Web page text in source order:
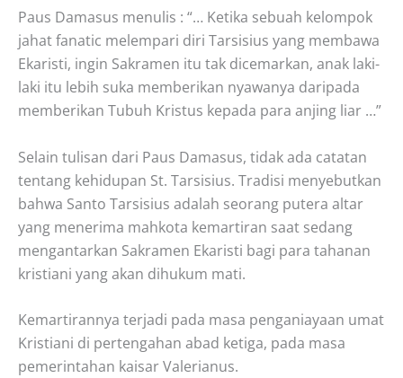
Paus Damasus menulis : “… Ketika sebuah kelompok
jahat fanatic melempari diri Tarsisius yang membawa
Ekaristi, ingin Sakramen itu tak dicemarkan, anak laki-
laki itu lebih suka memberikan nyawanya daripada
memberikan Tubuh Kristus kepada para anjing liar …”
Selain tulisan dari Paus Damasus, tidak ada catatan
tentang kehidupan St. Tarsisius. Tradisi menyebutkan
bahwa Santo Tarsisius adalah seorang putera altar
yang menerima mahkota kemartiran saat sedang
mengantarkan Sakramen Ekaristi bagi para tahanan
kristiani yang akan dihukum mati.
Kemartirannya terjadi pada masa penganiayaan umat
Kristiani di pertengahan abad ketiga, pada masa
pemerintahan kaisar Valerianus.